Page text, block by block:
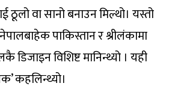
वा सानो बनाउन मिल्थो। यस्तो
पाकिस्तान र श्रीलंकामा
डिजाइन विशिष्ट मानिन्थ्यो । यही
कहलिन्थ्यो।